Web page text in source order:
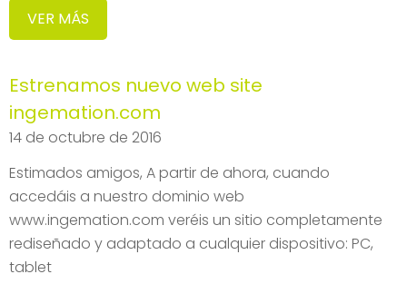
VER MÁS
Estrenamos nuevo web site
ingemation.com
14 de octubre de 2016
Estimados amigos, A partir de ahora, cuando
accedáis a nuestro dominio web
www.ingemation.com veréis un sitio completamente
rediseñado y adaptado a cualquier dispositivo: PC,
tablet